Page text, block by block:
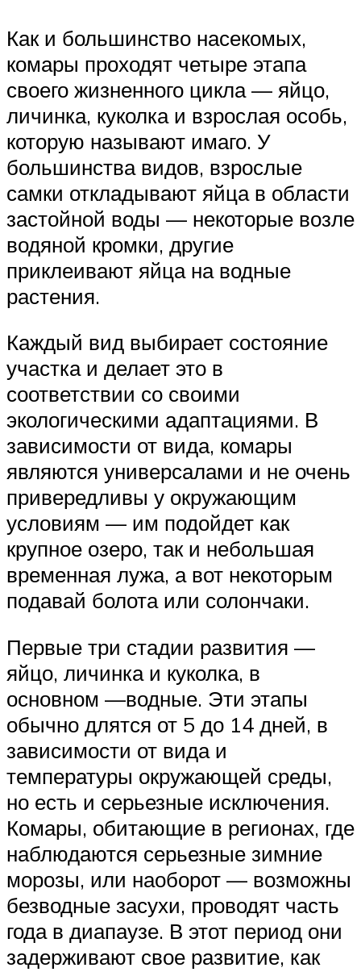
Как и большинство насекомых,
комары проходят четыре этапа
своего жизненного цикла — яйцо,
личинка, куколка и взрослая особь,
которую называют имаго. У
большинства видов, взрослые
самки откладывают яйца в области
застойной воды — некоторые возле
водяной кромки, другие
приклеивают яйца на водные
растения.
Каждый вид выбирает состояние
участка и делает это в
соответствии со своими
экологическими адаптациями. В
зависимости от вида, комары
являются универсалами и не очень
привередливы у окружающим
условиям — им подойдет как
крупное озеро, так и небольшая
временная лужа, а вот некоторым
подавай болота или солончаки.
Первые три стадии развития —
яйцо, личинка и куколка, в
основном —водные. Эти этапы
обычно длятся от 5 до 14 дней, в
зависимости от вида и
температуры окружающей среды,
но есть и серьезные исключения.
Комары, обитающие в регионах, где
наблюдаются серьезные зимние
морозы, или наоборот — возможны
безводные засухи, проводят часть
года в диапаузе. В этот период они
задерживают свое развитие, как